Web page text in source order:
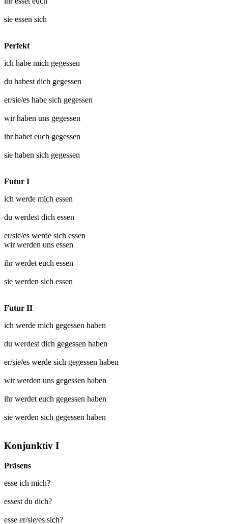
sie essen sich
Perfekt
ich habe mich gegessen
du habest dich gegessen
er/sie/es habe sich gegessen
wir haben uns gegessen
ihr habet euch gegessen
sie haben sich gegessen
Futur I
ich werde mich essen
du werdest dich essen
er/sie/es werde sich essen
wir werden uns essen
ihr werdet euch essen
sie werden sich essen
Futur II
ich werde mich gegessen haben
du werdest dich gegessen haben
er/sie/es werde sich gegessen haben
wir werden uns gegessen haben
ihr werdet euch gegessen haben
sie werden sich gegessen haben
Konjunktiv I
Präsens
esse ich mich?
essest du dich?
esse er/sie/es sich?